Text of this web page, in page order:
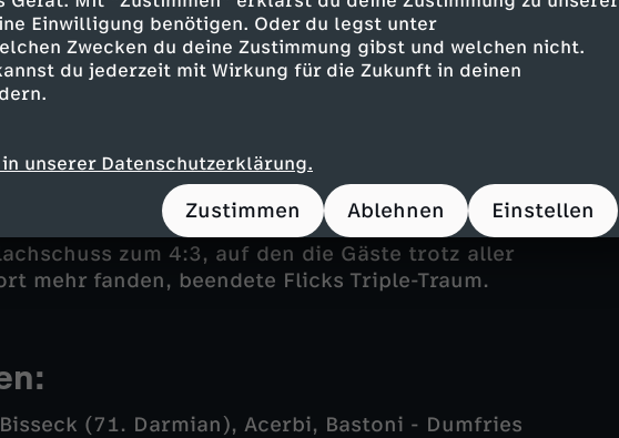
Einwilligung benötigen. Oder du legst unter
Zwecken du deine Zustimmung gibst und welchen nicht.
du jederzeit mit Wirkung für die Zukunft in deinen
unserer Datenschutzerklärung.
Zustimmen Ablehnen Einstellen
Mchitarjan an Yamal zunächst auf Straf-, dann
Barça.
Spanier, Yamal anschließend nur den Pfosten
Acerbi tatsächlich noch zum 3:3. In der
auf frische Impulse seines eingewechselten
der zuletzt verletzt war. Doch Inters Joker
zum 4:3, auf den die Gäste trotz aller
mehr fanden, beendete Flicks Triple-Traum.
(71. Darmian), Acerbi, Bastoni - Dumfries